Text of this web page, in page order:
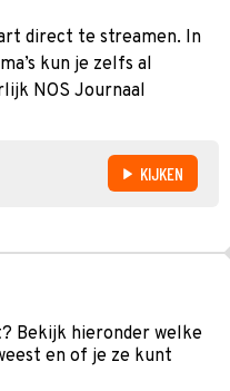
direct te streamen. In
kun je zelfs al
NOS Journaal
KIJKEN
Bekijk hieronder welke
en of je ze kunt